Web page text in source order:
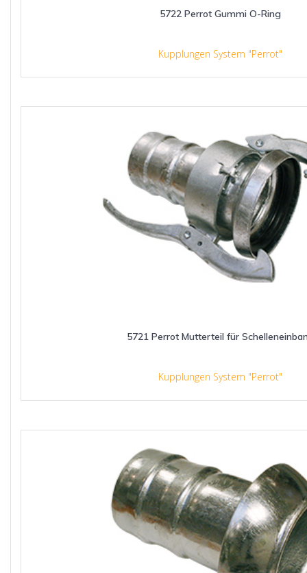
5722 Perrot Gummi O-Ring
Kupplungen System "Perrot"
5721 Perrot Mutterteil für
Kupplungen System "Perrot"